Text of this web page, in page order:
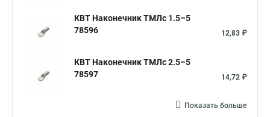
КВТ Наконечник ТМЛс 1.5–5
78596
12,83 ₽
КВТ Наконечник ТМЛс 2.5–5
78597
14,72 ₽
Показать больше